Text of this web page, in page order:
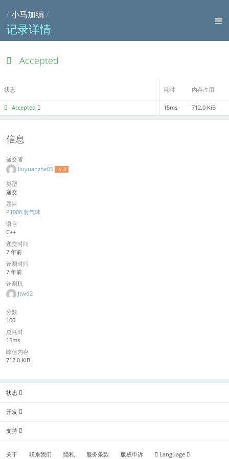
/小马加编 /
记录详情
Accepted
状态 耗时 内存占用
Accepted 15ms 712.0 KiB
信息
递交者
liuyuanzhe05 LV 8
类型
递交
题目
P1008 射气球
语言
C++
递交时间
7 年前
评测时间
7 年前
评测机
Jtwd2
分数
100
总耗时
15ms
峰值内存
712.0 KiB
状态
开发
支持
关于 联系我们 隐私 服务条款 版权申诉 Language